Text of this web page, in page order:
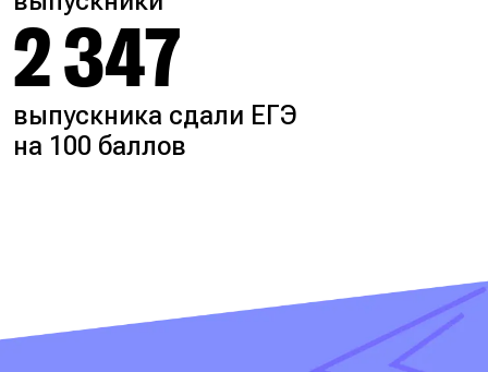
2 347
выпускника сдали ЕГЭ
на 100 баллов